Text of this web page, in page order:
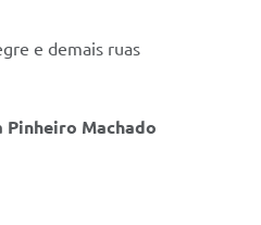
e demais ruas
Pinheiro Machado